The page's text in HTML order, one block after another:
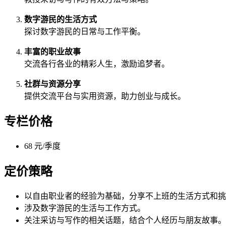
数字游民的生活方式
探讨数字游民的日常与工作平衡。
丰富的职业故事
交流各行各业的精彩人生，激励追梦者。
社群与资源分享
提供交流平台与实用资源，助力创业与成长。
专栏价格
68 元/季度
定价策略
以自由职业者的经验为基础，分享不上班的生活方式和
涉及数字游民的生活与工作方式。
关注采访与写作的相关话题，结合个人经历与朋友故事。